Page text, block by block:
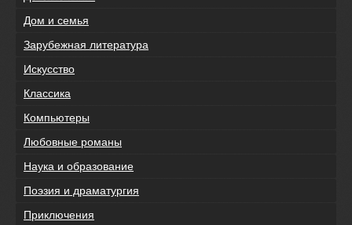
Дом и семья
Зарубежная литература
Искусство
Классика
Компьютеры
Любовные романы
Наука и образование
Поэзия и драматургия
Приключения